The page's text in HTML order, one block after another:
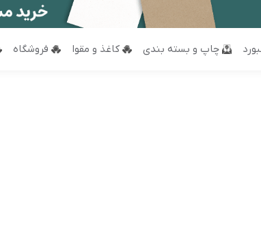
چاپ و بسته بندی کاغذ و مقوا فروشگاه